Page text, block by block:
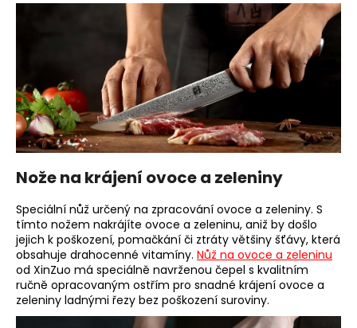
Nože na krájení ovoce a zeleniny
Speciální nůž určený na zpracování ovoce a zeleniny. S
tímto nožem nakrájíte ovoce a zeleninu, aniž by došlo
jejich k poškození, pomačkání či ztráty většiny šťávy, která
obsahuje drahocenné vitamíny. Nůž na ovoce a zeleninu
od XinZuo má speciálně navrženou čepel s kvalitním
ručně opracovaným ostřím pro snadné krájení ovoce a
zeleniny ladnými řezy bez poškození suroviny.